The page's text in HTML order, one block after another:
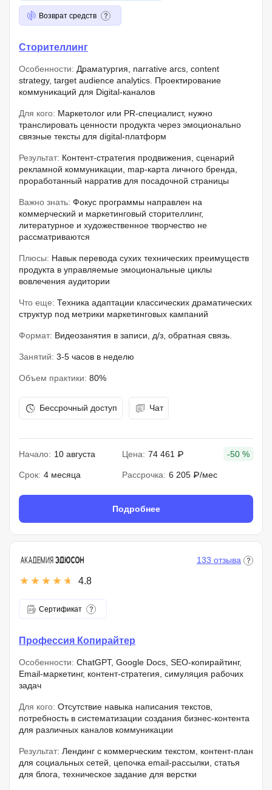
Возврат средств
Сторителлинг
Особенности: Драматургия, narrative arcs, content
strategy, target audience analytics. Проектирование
коммуникаций для Digital-каналов
Для кого: Маркетолог или PR-специалист, нужно
транслировать ценности продукта через эмоционально
связные тексты для digital-платформ
Результат: Контент-стратегия продвижения, сценарий
рекламной коммуникации, map-карта личного бренда,
проработанный нарратив для посадочной страницы
Важно знать: Фокус программы направлен на
коммерческий и маркетинговый сторителлинг,
литературное и художественное творчество не
рассматриваются
Плюсы: Навык перевода сухих технических преимуществ
продукта в управляемые эмоциональные циклы
вовлечения аудитории
Что еще: Техника адаптации классических драматических
структур под метрики маркетинговых кампаний
Формат: Видеозанятия в записи, д/з, обратная связь.
Занятий: 3-5 часов в неделю
Объем практики: 80%
Бессрочный доступ Чат
Начало: 10 августа Цена: 74 461 ₽ -50 %
Срок: 4 месяца Рассрочка: 6 205 ₽/мес
Подробнее
4.8
133 отзыва
Сертификат
Профессия Копирайтер
Особенности: ChatGPT, Google Docs, SEO-копирайтинг,
Email-маркетинг, контент-стратегия, симуляция рабочих
задач
Для кого: Отсутствие навыка написания текстов,
потребность в систематизации создания бизнес-контента
для различных каналов коммуникации
Результат: Лендинг с коммерческим текстом, контент-план
для социальных сетей, цепочка email-рассылки, статья
для блога, техническое задание для верстки